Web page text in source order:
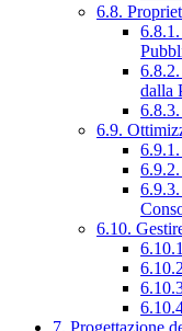
6.8.
dalla
6.9.
6.10.
7. Progettazione